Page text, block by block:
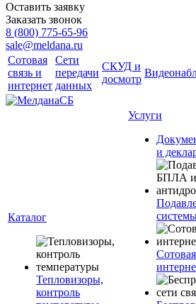
Оставить заявку
Заказать звонок
8 (800) 775-65-96
sale@meldana.ru
Сотовая
связь и
интернет
Сети
передачи
данных
СКУД и
досмотр
Каталог
Тепловизоры,
контроль
Услуги
и